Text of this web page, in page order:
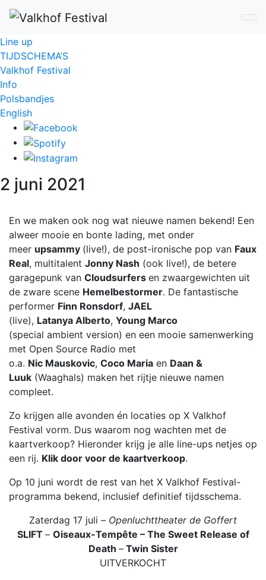
Line up
TIJDSCHEMA’S
Valkhof Festival
Info
Polsbandjes
English
2 juni 2021
En we maken ook nog wat nieuwe namen bekend! Een
alweer mooie en bonte lading, met onder
meer upsammy (live!), de post-ironische pop van Faux
Real, multitalent Jonny Nash (ook live!), de betere
garagepunk van Cloudsurfers en zwaargewichten uit
de zware scene Hemelbestormer. De fantastische
performer Finn Ronsdorf, JAEL
(live), Latanya Alberto, Young Marco
(special ambient version) en een mooie samenwerking
met Open Source Radio met
o.a. Nic Mauskovic, Coco Maria en Daan &
Luuk (Waaghals) maken het rijtje nieuwe namen
compleet.
Zo krijgen alle avonden én locaties op X Valkhof
Festival vorm. Dus waarom nog wachten met de
kaartverkoop? Hieronder krijg je alle line-ups netjes op
een rij. Klik door voor de kaartverkoop.
Op 10 juni wordt de rest van het X Valkhof Festival-
programma bekend, inclusief definitief tijdsschema.
Zaterdag 17 juli – Openluchttheater de Goffert
SLIFT – Oiseaux-Tempête – The Sweet Release of
Death –Twin Sister
UITVERKOCHT